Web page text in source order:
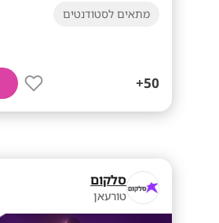
מתאים לסטודנטים
50+
סלקום
טורעאן